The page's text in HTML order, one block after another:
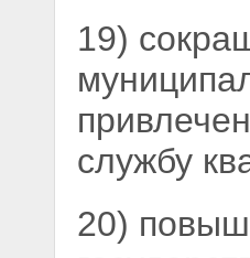
19)
службу
20)